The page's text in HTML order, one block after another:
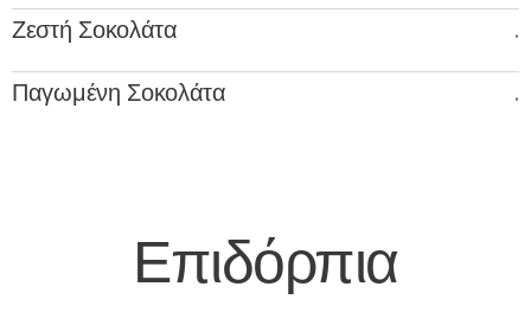
Ζεστή Σοκολάτα .
Παγωμένη Σοκολάτα .
Επιδόρπια